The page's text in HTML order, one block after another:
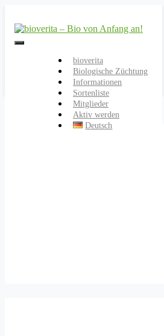
bioverita – Bio von
Anfang an!
Endprodukt
bioverita
Biologische Züchtung
Informationen
Sortenliste
Mitglieder
Aktiv werden
Deutsch